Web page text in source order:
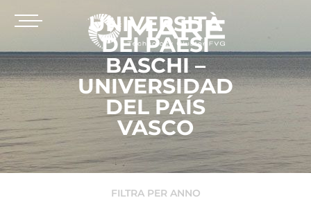
UNIVERSITÀ
DEI PAESI
BASCHI –
UNIVERSIDAD
DEL PAÍS
VASCO
FILTRA PER ANNO